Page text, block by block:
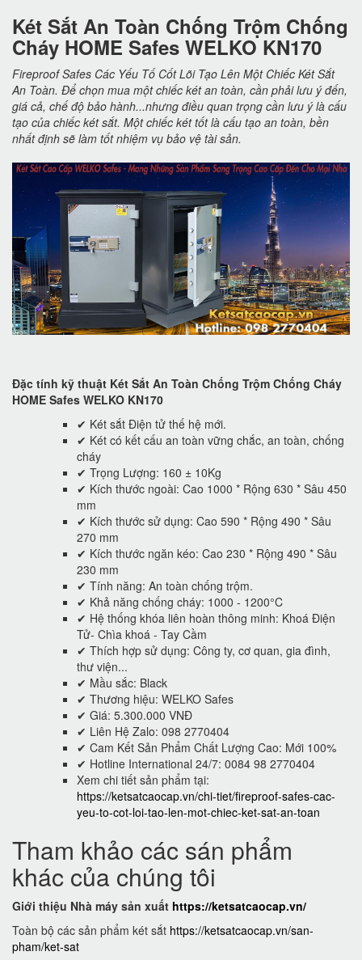
Két Sắt An Toàn Chống Trộm Chống
Cháy HOME Safes WELKO KN170
Fireproof Safes Các Yếu Tố Cốt Lõi Tạo Lên Một Chiếc Két Sắt
An Toàn. Để chọn mua một chiếc két an toàn, cần phải lưu ý đến,
giá cả, chế độ bảo hành...nhưng điều quan trọng cần lưu ý là cấu
tạo của chiếc két sắt. Một chiếc két tốt là cấu tạo an toàn, bền
nhất định sẽ làm tốt nhiệm vụ bảo vệ tài sản.
Đặc tính kỹ thuật Két Sắt An Toàn Chống Trộm Chống Cháy
HOME Safes WELKO KN170
✔ Két sắt Điện tử thế hệ mới.
✔ Két có kết cấu an toàn vững chắc, an toàn, chống
cháy
✔ Trọng Lượng: 160 ± 10Kg
✔ Kích thước ngoài: Cao 1000 * Rộng 630 * Sâu 450
mm
✔ Kích thước sử dụng: Cao 590 * Rộng 490 * Sâu
270 mm
✔ Kích thước ngăn kéo: Cao 230 * Rộng 490 * Sâu
230 mm
✔ Tính năng: An toàn chống trộm.
✔ Khả năng chống cháy: 1000 - 1200°C
✔ Hệ thống khóa liên hoàn thông minh: Khoá Điện
Tử- Chìa khoá - Tay Cầm
✔ Thích hợp sử dụng: Công ty, cơ quan, gia đình,
thư viện...
✔ Mầu sắc: Black
✔ Thương hiệu: WELKO Safes
✔ Giá: 5.300.000 VNĐ
✔ Liên Hệ Zalo: 098 2770404
✔ Cam Kết Sản Phẩm Chất Lượng Cao: Mới 100%
✔ Hotline International 24/7: 0084 98 2770404
Xem chi tiết sản phẩm tại:
https://ketsatcaocap.vn/chi-tiet/fireproof-safes-cac-
yeu-to-cot-loi-tao-len-mot-chiec-ket-sat-an-toan
Tham khảo các sán phẩm
khác của chúng tôi
Giới thiệu Nhà máy sản xuất https://ketsatcaocap.vn/
Toàn bộ các sản phẩm két sắt https://ketsatcaocap.vn/san-
pham/ket-sat